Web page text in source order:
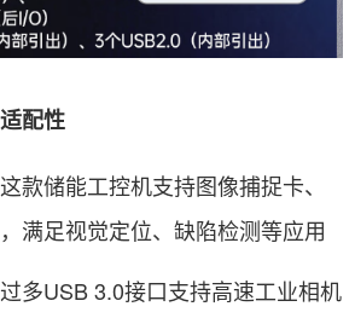
配性
这款储能工控机支持图像捕捉卡、
满足视觉定位、缺陷检测等应用
多USB 3.0接口支持高速工业相机